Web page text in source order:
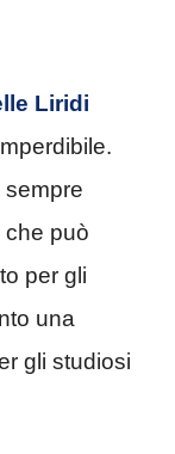
Liridi
sempre
che può
per gli
una
gli studiosi